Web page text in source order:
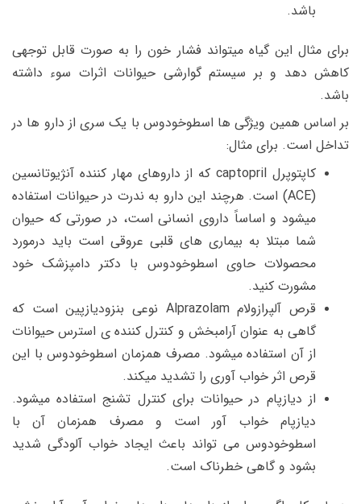
باشد.
برای مثال این گیاه میتواند فشار خون را به صورت قابل توجهی
کاهش دهد و بر سیستم گوارشی حیوانات اثرات سوء داشته
باشد.
بر اساس همین ویژگی ها اسطوخودوس با یک سری از دارو ها در
تداخل است. برای مثال:
کاپتوپرل captopril که از داروهای مهار کننده آنژیوتانسین
(ACE) است. هرچند این دارو به ندرت در حیوانات استفاده
میشود و اساساً داروی انسانی است، در صورتی که حیوان
شما مبتلا به بیماری های قلبی عروقی است باید درمورد
محصولات حاوی اسطوخودوس با دکتر دامپزشک خود
مشورت کنید.
قرص آلپرازولام Alprazolam نوعی بنزودیازپین است که
گاهی به عنوان آرامبخش و کنترل کننده ی استرس حیوانات
از آن استفاده میشود. مصرف همزمان اسطوخودوس با این
قرص اثر خواب آوری را تشدید میکند.
از دیازپام در حیوانات برای کنترل تشنج استفاده میشود.
دیازپام خواب آور است و مصرف همزمان آن با
اسطوخودوس می تواند باعث ایجاد خواب آلودگی شدید
بشود و گاهی خطرناک است.